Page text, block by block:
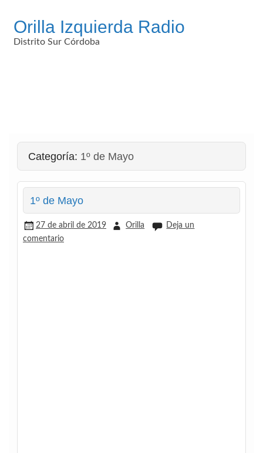
contenido
Orilla Izquierda Radio
Distrito Sur Córdoba
Categoría: 1º de Mayo
1º de Mayo
27 de abril de 2019 Orilla
Deja un
comentario